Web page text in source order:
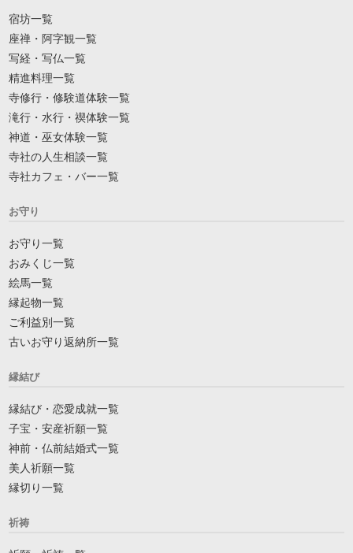
宿坊一覧
座禅・阿字観一覧
写経・写仏一覧
精進料理一覧
寺修行・修験道体験一覧
滝行・水行・禊体験一覧
神道・巫女体験一覧
寺社の人生相談一覧
寺社カフェ・バー一覧
お守り
お守り一覧
おみくじ一覧
絵馬一覧
縁起物一覧
ご利益別一覧
古いお守り返納所一覧
縁結び
縁結び・恋愛成就一覧
子宝・安産祈願一覧
神前・仏前結婚式一覧
美人祈願一覧
縁切り一覧
祈祷